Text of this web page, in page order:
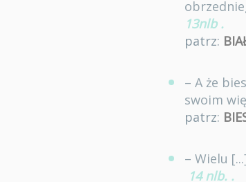
13nlb .
patrz:
– A że
swoim
patrz:
– Wielu
14 nlb. .